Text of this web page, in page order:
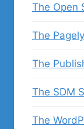
The Open
The
The
The SDM
The